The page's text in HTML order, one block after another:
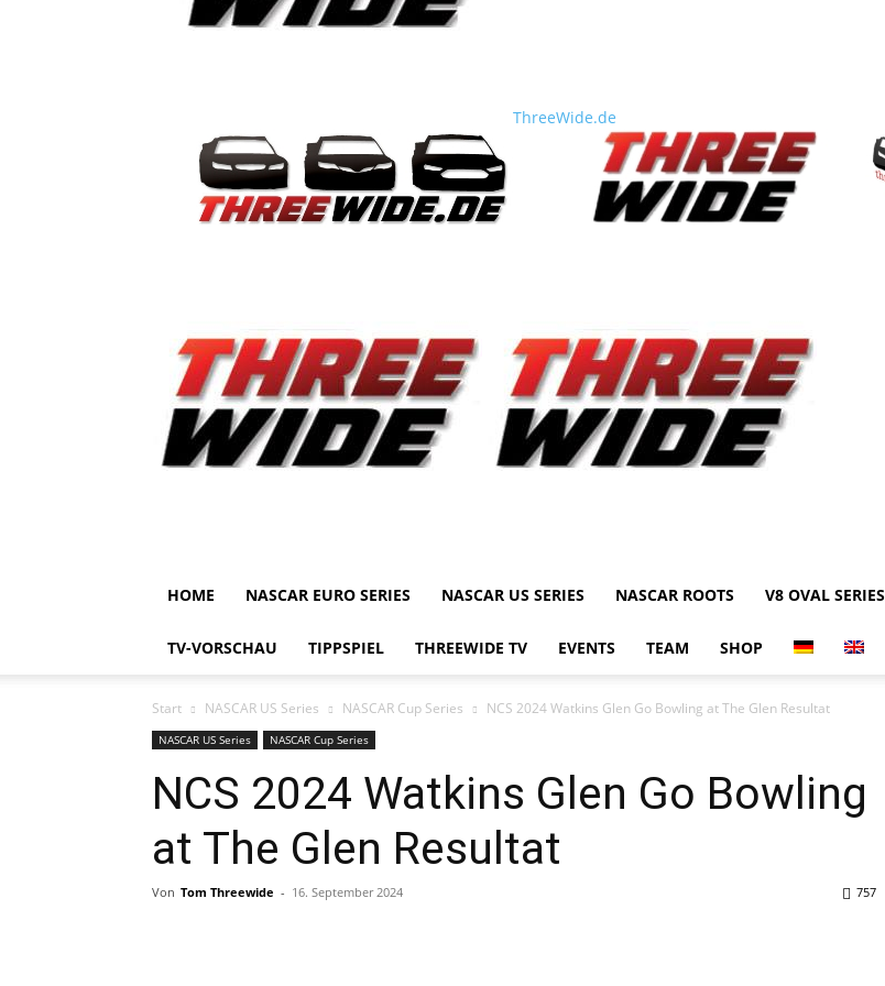
ThreeWide.de
HOME NASCAR EURO SERIES NASCAR US SERIES NASCAR ROOTS V8 OVAL SERIES
TV-VORSCHAU TIPPSPIEL THREEWIDE TV EVENTS TEAM SHOP
Start NASCAR US Series NASCAR Cup Series NCS 2024 Watkins Glen Go Bowling at The Glen Resultat
NASCAR US Series NASCAR Cup Series
NCS 2024 Watkins Glen Go Bowling
at The Glen Resultat
Von Tom Threewide - 16. September 2024 757